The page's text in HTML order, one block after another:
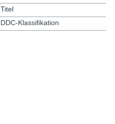
Titel
DDC-Klassifikation